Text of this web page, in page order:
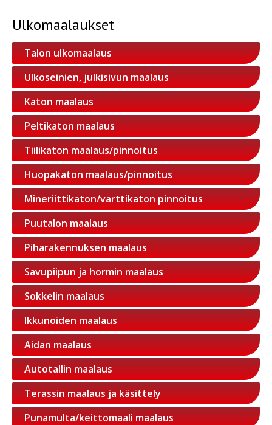
Ulkomaalaukset
Talon ulkomaalaus
Ulkoseinien, julkisivun maalaus
Katon maalaus
Peltikaton maalaus
Tiilikaton maalaus/pinnoitus
Huopakaton maalaus/pinnoitus
Mineriittikaton/varttikaton pinnoitus
Puutalon maalaus
Piharakennuksen maalaus
Savupiipun ja hormin maalaus
Sokkelin maalaus
Ikkunoiden maalaus
Aidan maalaus
Autotallin maalaus
Terassin maalaus ja käsittely
Punamulta/keittomaali maalaus